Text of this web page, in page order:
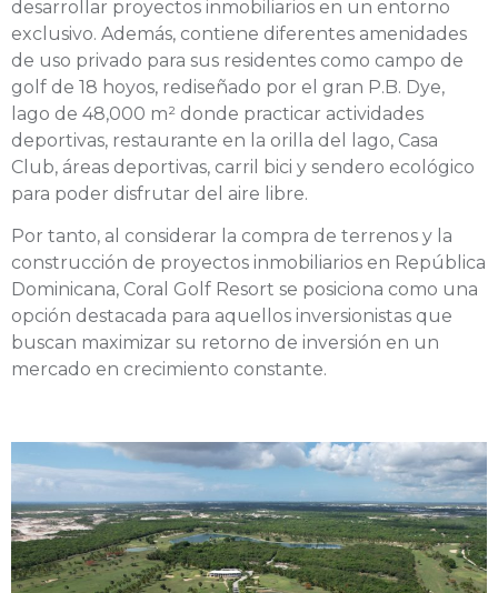
desarrollar proyectos inmobiliarios en un entorno
exclusivo. Además, contiene diferentes amenidades
de uso privado para sus residentes como campo de
golf de 18 hoyos, rediseñado por el gran P.B. Dye,
lago de 48,000 m² donde practicar actividades
deportivas, restaurante en la orilla del lago, Casa
Club, áreas deportivas, carril bici y sendero ecológico
para poder disfrutar del aire libre.
Por tanto, al considerar la compra de terrenos y la
construcción de proyectos inmobiliarios en República
Dominicana, Coral Golf Resort se posiciona como una
opción destacada para aquellos inversionistas que
buscan maximizar su retorno de inversión en un
mercado en crecimiento constante.